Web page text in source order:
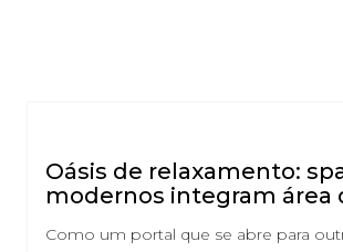
Oásis de relaxamento:
modernos integram área
Como um portal que se abre para